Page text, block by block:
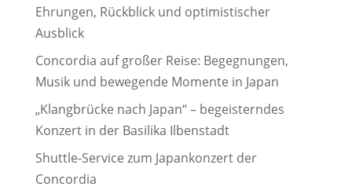
Ehrungen, Rückblick und optimistischer
Ausblick
Concordia auf großer Reise: Begegnungen,
Musik und bewegende Momente in Japan
„Klangbrücke nach Japan“ – begeisterndes
Konzert in der Basilika Ilbenstadt
Shuttle-Service zum Japankonzert der
Concordia